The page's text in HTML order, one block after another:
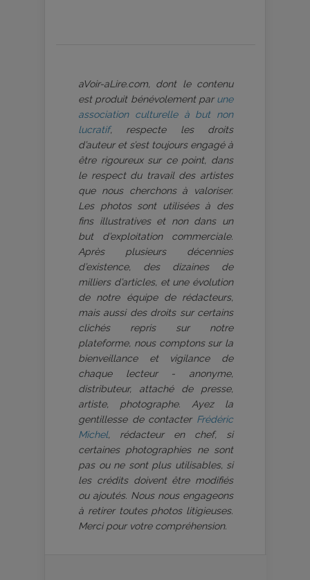
aVoir-aLire.com, dont le contenu
est produit bénévolement par une
association culturelle à but non
lucratif, respecte les droits
d’auteur et s’est toujours engagé à
être rigoureux sur ce point, dans
le respect du travail des artistes
que nous cherchons à valoriser.
Les photos sont utilisées à des
fins illustratives et non dans un
but d’exploitation commerciale.
Après plusieurs décennies
d’existence, des dizaines de
milliers d’articles, et une évolution
de notre équipe de rédacteurs,
mais aussi des droits sur certains
clichés repris sur notre
plateforme, nous comptons sur la
bienveillance et vigilance de
chaque lecteur - anonyme,
distributeur, attaché de presse,
artiste, photographe. Ayez la
gentillesse de contacter Frédéric
Michel, rédacteur en chef, si
certaines photographies ne sont
pas ou ne sont plus utilisables, si
les crédits doivent être modifiés
ou ajoutés. Nous nous engageons
à retirer toutes photos litigieuses.
Merci pour votre compréhension.